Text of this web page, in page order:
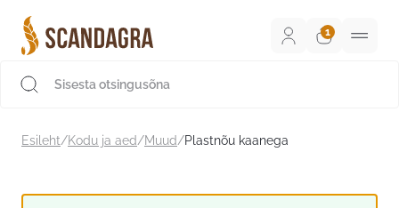
sisu
juurde
Esileht/Kodu ja aed/Muud/Plastnõu kaanega